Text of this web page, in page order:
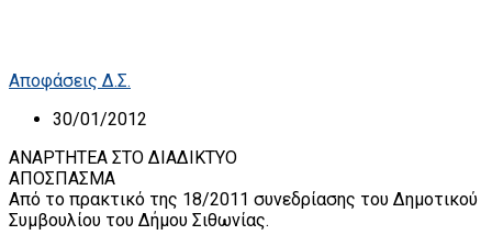
Αποφάσεις Δ.Σ.
30/01/2012
ΑΝΑΡΤΗΤΕΑ ΣΤΟ ΔΙΑΔΙΚΤΥΟ
ΑΠΟΣΠΑΣΜΑ
Από το πρακτικό της 18/2011 συνεδρίασης του Δημοτικού
Συμβουλίου του Δήμου Σιθωνίας.